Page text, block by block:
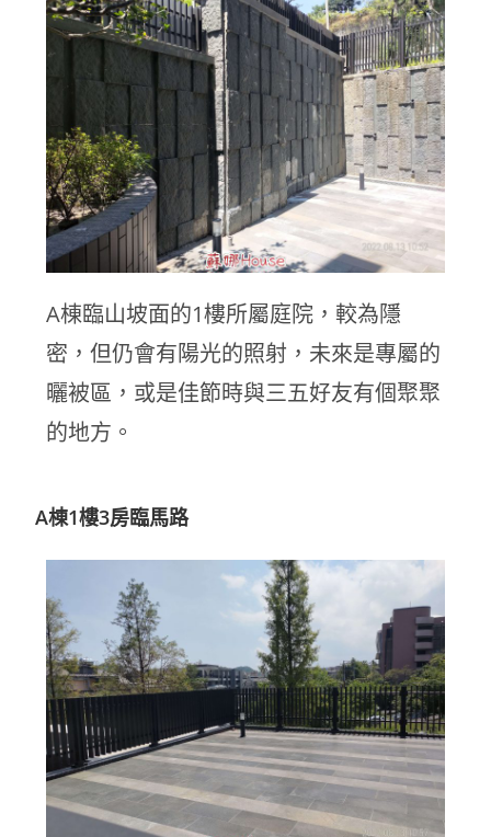
A棟臨山坡面的1樓所屬庭院，較為隱
密，但仍會有陽光的照射，未來是專屬的
曬被區，或是佳節時與三五好友有個聚聚
的地方。
A棟1樓3房臨馬路